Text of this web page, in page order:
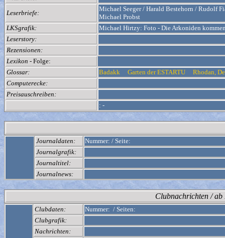
Leserbriefe:
Michael Seeger / Harald Bestehorn / Rudolf
Michael Probst
LKSgrafik:
Michael Hirtzy: Foto - Die Arkoniden
Leserstory:
Rezensionen:
Lexikon - Folge:
Glossar:
Badakk Garten der ESTARTU
Rhodan,
Computerecke:
Preisauschreiben:
: -
Journaldaten: Nummer: / Seite:
Journalgrafik:
Journaltitel:
Journalnews:
Clubnachrichten / ab
Clubdaten: Nummer: / Seiten:
Clubgrafik:
Nachrichten: